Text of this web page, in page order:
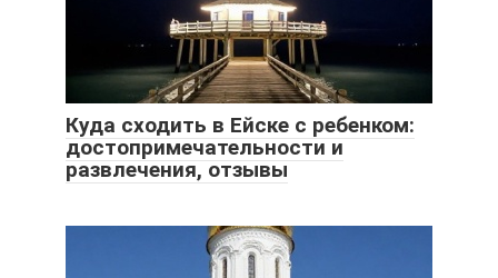
Куда сходить в Ейске с ребенком:
достопримечательности и
развлечения, отзывы